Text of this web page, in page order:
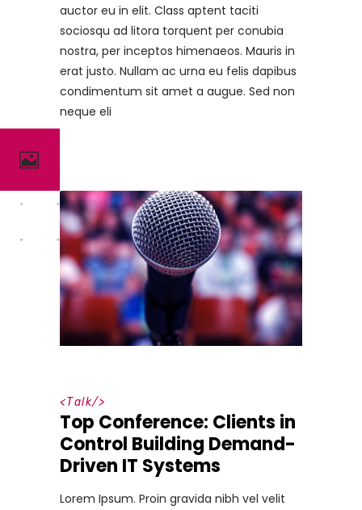
auctor eu in elit. Class aptent taciti
sociosqu ad litora torquent per conubia
nostra, per inceptos himenaeos. Mauris in
erat justo. Nullam ac urna eu felis dapibus
condimentum sit amet a augue. Sed non
neque eli
<Talk/>
Top Conference: Clients in
Control Building Demand-
Driven IT Systems
Lorem Ipsum. Proin gravida nibh vel velit